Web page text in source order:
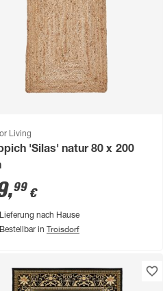
Living
'Silas' natur 80 x 200
,99 €
Lieferung nach Hause
Bestellbar in Troisdorf